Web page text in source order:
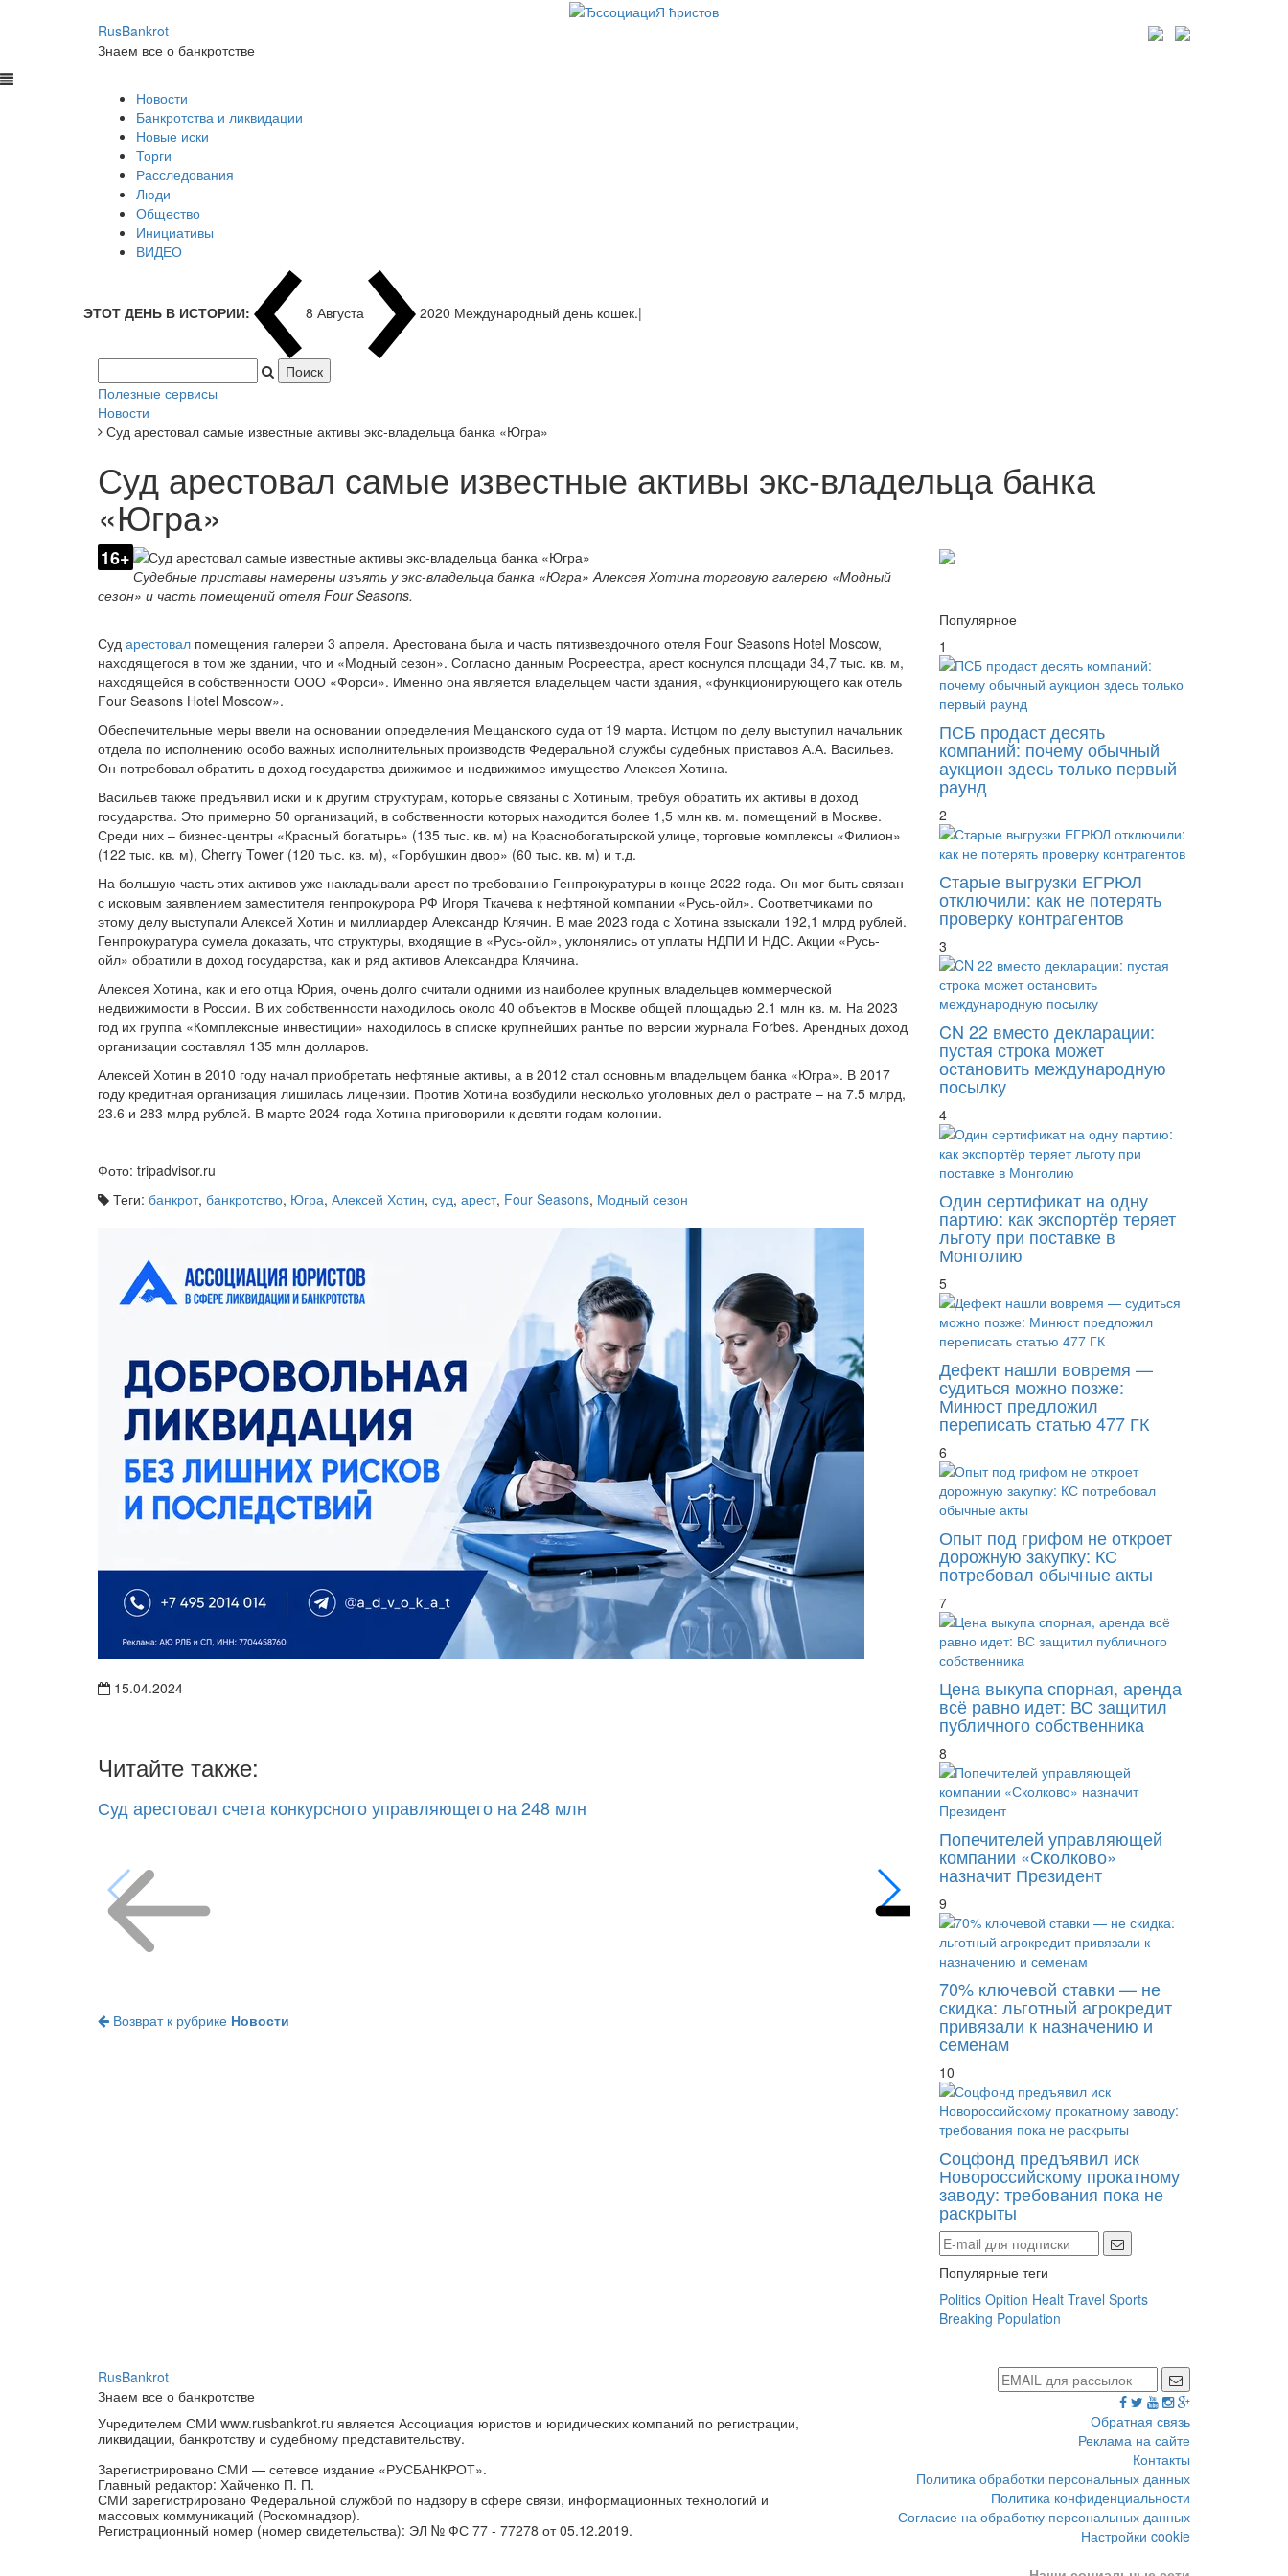
RusBankrot
Знаем все о банкротстве
Новости
Банкротства и ликвидации
Новые иски
Торги
Расследования
Люди
Общество
Инициативы
ВИДЕО
ЭТОТ ДЕНЬ В ИСТОРИИ: 8 Августа 2020 |
Полезные сервисы
Новости
Суд арестовал самые известные активы экс-владельца банка «Югра»
Суд арестовал самые известные активы экс-владельца банка
«Югра»
16+
Судебные приставы намерены изъять у экс-владельца банка «Югра» Алексея Хотина торговую галерею «Модный
сезон» и часть помещений отеля Four Seasons.
Суд арестовал помещения галереи 3 апреля. Арестована была и часть пятизвездочного отеля Four Seasons Hotel Moscow,
находящегося в том же здании, что и «Модный сезон». Согласно данным Росреестра, арест коснулся площади 34,7 тыс. кв. м,
находящейся в собственности ООО «Форси». Именно она является владельцем части здания, «функционирующего как отель
Four Seasons Hotel Moscow».
Обеспечительные меры ввели на основании определения Мещанского суда от 19 марта. Истцом по делу выступил начальник
отдела по исполнению особо важных исполнительных производств Федеральной службы судебных приставов А.А. Васильев.
Он потребовал обратить в доход государства движимое и недвижимое имущество Алексея Хотина.
Васильев также предъявил иски и к другим структурам, которые связаны с Хотиным, требуя обратить их активы в доход
государства. Это примерно 50 организаций, в собственности которых находится более 1,5 млн кв. м. помещений в Москве.
Среди них – бизнес-центры «Красный богатырь» (135 тыс. кв. м) на Краснобогатырской улице, торговые комплексы «Филион»
(122 тыс. кв. м), Cherry Tower (120 тыс. кв. м), «Горбушкин двор» (60 тыс. кв. м) и т.д.
На большую часть этих активов уже накладывали арест по требованию Генпрокуратуры в конце 2022 года. Он мог быть связан
с исковым заявлением заместителя генпрокурора РФ Игоря Ткачева к нефтяной компании «Русь-ойл». Соответчиками по
этому делу выступали Алексей Хотин и миллиардер Александр Клячин. В мае 2023 года с Хотина взыскали 192,1 млрд рублей.
Генпрокуратура сумела доказать, что структуры, входящие в «Русь-ойл», уклонялись от уплаты НДПИ И НДС. Акции «Русь-
ойл» обратили в доход государства, как и ряд активов Александра Клячина.
Алексея Хотина, как и его отца Юрия, очень долго считали одними из наиболее крупных владельцев коммерческой
недвижимости в России. В их собственности находилось около 40 объектов в Москве общей площадью 2.1 млн кв. м. На 2023
год их группа «Комплексные инвестиции» находилось в списке крупнейших рантье по версии журнала Forbes. Арендных доход
организации составлял 135 млн долларов.
Алексей Хотин в 2010 году начал приобретать нефтяные активы, а в 2012 стал основным владельцем банка «Югра». В 2017
году кредитная организация лишилась лицензии. Против Хотина возбудили несколько уголовных дел о растрате – на 7.5 млрд,
23.6 и 283 млрд рублей. В марте 2024 года Хотина приговорили к девяти годам колонии.
Фото: tripadvisor.ru
Теги: банкрот, банкротство, Югра, Алексей Хотин, суд, арест, Four Seasons, Модный сезон
15.04.2024
Читайте также:
Суд арестовал счета конкурсного управляющего на 248 млн Особенности предъявления
Возврат к рубрике Новости
Популярное
1
ПСБ продаст десять
компаний: почему обычный
аукцион здесь только первый
раунд
2
Старые выгрузки ЕГРЮЛ
отключили: как не потерять
проверку контрагентов
3
CN 22 вместо декларации:
пустая строка может
остановить международную
посылку
4
Один сертификат на одну
партию: как экспортёр теряет
льготу при поставке в
Монголию
5
Дефект нашли вовремя —
судиться можно позже:
Минюст предложил
переписать статью 477 ГК
6
Опыт под грифом не откроет
дорожную закупку: КС
потребовал обычные акты
7
Цена выкупа спорная, аренда
всё равно идет: ВС защитил
публичного собственника
8
Попечителей управляющей
компании «Сколково»
назначит Президент
9
70% ключевой ставки — не
скидка: льготный агрокредит
привязали к назначению и
семенам
10
Соцфонд предъявил иск
Новороссийскому прокатному
заводу: требования пока не
раскрыты
Популярные теги
Politics Opition Healt Travel Sports
Breaking Population
RusBankrot
Знаем все о банкротстве
Учредителем СМИ www.rusbankrot.ru является Ассоциация юристов и юридических компаний по регистрации,
ликвидации, банкротству и судебному представительству.
Зарегистрировано СМИ — сетевое издание «РУСБАНКРОТ».
Главный редактор: Хайченко П. П.
СМИ зарегистрировано Федеральной службой по надзору в сфере связи, информационных технологий и
массовых коммуникаций (Роскомнадзор).
Регистрационный номер (номер свидетельства): ЭЛ № ФС 77 - 77278 от 05.12.2019.
Обратная связь
Реклама на сайте
Контакты
Политика обработки персональных данных
Политика конфиденциальности
Согласие на обработку персональных данных
Настройки cookie